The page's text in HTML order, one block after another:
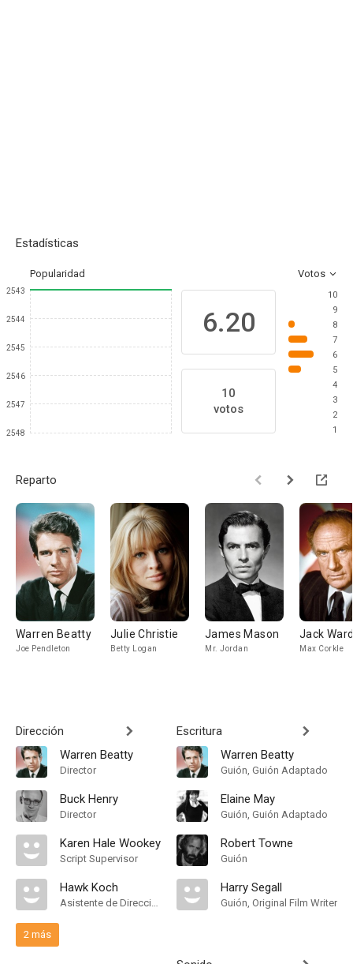
Estadísticas
Popularidad Votos
2543
2544
2545
2546
2547
2548
6.20
10
votos
10
9
8
7
6
5
4
3
2
1
Reparto
Warren Beatty
Joe Pendleton
Julie Christie
Betty Logan
James Mason
Mr. Jordan
Jack
Max Corkle
Dirección
Warren Beatty
Director
Buck Henry
Director
Karen Hale Wookey
Script Supervisor
Hawk Koch
Asistente de Dirección
2 más
Escritura
Warren Beatty
Guión, Guión Adaptado
Elaine May
Guión, Guión Adaptado
Robert Towne
Guión
Harry Segall
Guión, Original Film Writer